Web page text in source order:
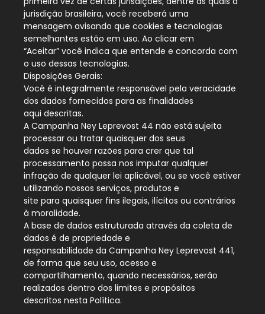
jurisdição brasileira, você receberá uma
mensagem avisando que cookies e tecnologias
semelhantes estão em uso. Ao clicar em
“Aceitar” você indica que entende e concorda com
o uso dessas tecnologias.
Disposições Gerais:
Você é integralmente responsável pela veracidade
dos dados fornecidos para as finalidades
aqui descritas.
A Campanha Ney Leprevost 44 não está sujeita
processar ou tratar quaisquer dos seus
dados se houver razões para crer que tal
processamento possa nos imputar qualquer
infração de qualquer lei aplicável, ou se você estiver
utilizando nossos serviços, produtos e
site para quaisquer fins ilegais, ilícitos ou contrários
à moralidade.
A base de dados estruturada através da coleta de
dados é de propriedade e
responsabilidade da Campanha Ney Leprevost 441,
de forma que seu uso, acesso e
compartilhamento, quando necessários, serão
realizados dentro dos limites e propósitos
descritos nesta Política.